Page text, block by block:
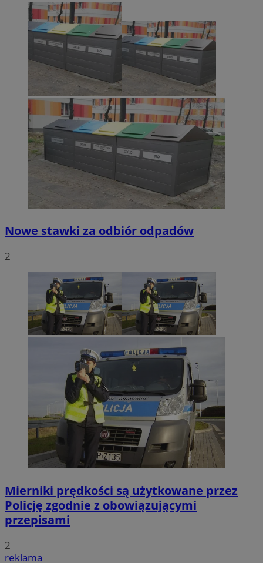
Nowe stawki za odbiór odpadów
2
Mierniki prędkości są użytkowane przez
Policję zgodnie z obowiązującymi
przepisami
2
reklama